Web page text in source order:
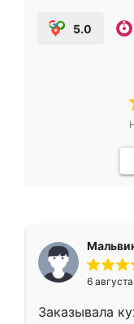
5.0
6
Заказывала